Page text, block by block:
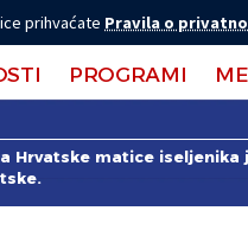
prihvaćate Pravila o
PROGRAMI
Hrvatske matice